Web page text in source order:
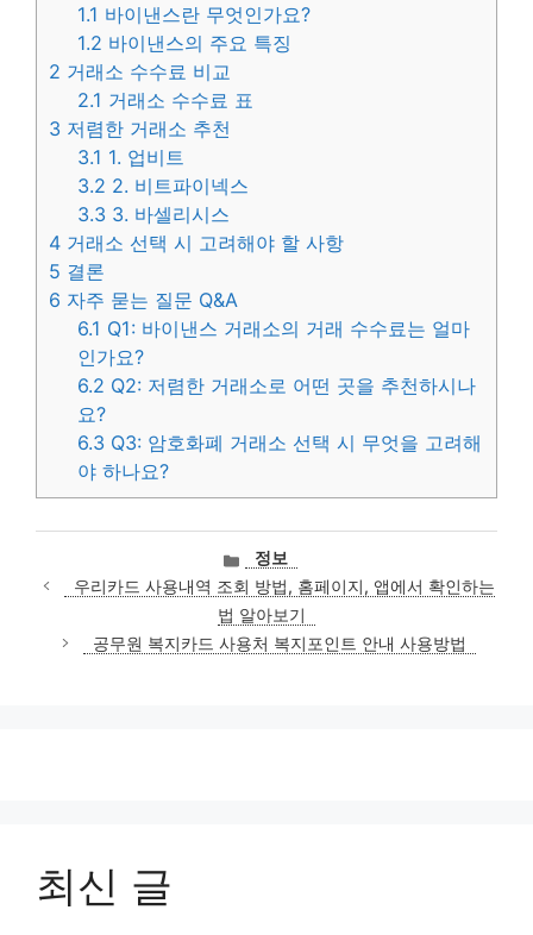
1.1 바이낸스란 무엇인가요?
1.2 바이낸스의 주요 특징
2 거래소 수수료 비교
2.1 거래소 수수료 표
3 저렴한 거래소 추천
3.1 1. 업비트
3.2 2. 비트파이넥스
3.3 3. 바셀리시스
4 거래소 선택 시 고려해야 할 사항
5 결론
6 자주 묻는 질문 Q&A
6.1 Q1: 바이낸스 거래소의 거래 수수료는 얼마
인가요?
6.2 Q2: 저렴한 거래소로 어떤 곳을 추천하시나
요?
6.3 Q3: 암호화폐 거래소 선택 시 무엇을 고려해
야 하나요?
카
테
고
리
정보
우리카드 사용내역 조회 방법, 홈페이지, 앱에서 확인하는
법 알아보기
공무원 복지카드 사용처 복지포인트 안내 사용방법
최신 글